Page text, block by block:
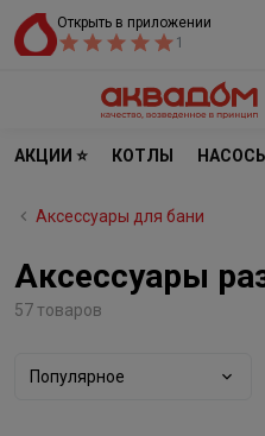
Открыть в приложении
1
АКЦИИ ⭐ КОТЛЫ НАСОСЫ
Аксессуары для бани
Аксессуары
57 товаров
Популярное